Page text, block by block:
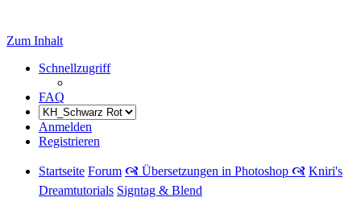
Zum Inhalt
Schnellzugriff
FAQ
Anmelden
Registrieren
Startseite Forum 🙧 Übersetzungen in Photoshop 🙧 Kniri's
Dreamtutorials Signtag & Blend